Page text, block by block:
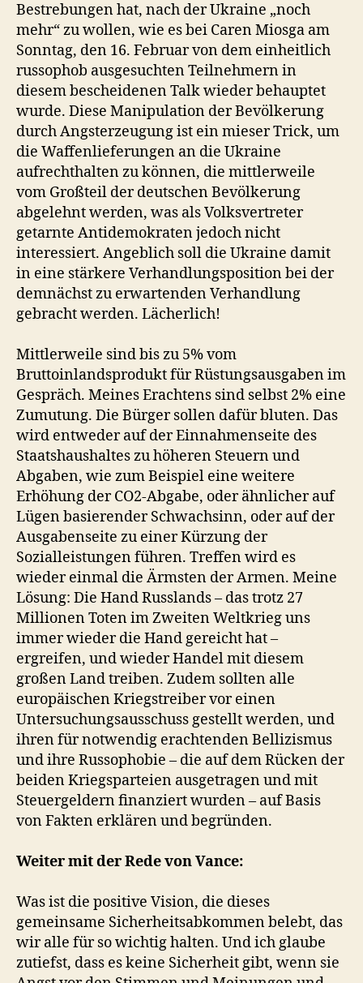
Bestrebungen hat, nach der Ukraine „noch
mehr“ zu wollen, wie es bei Caren Miosga am
Sonntag, den 16. Februar von dem einheitlich
russophob ausgesuchten Teilnehmern in
diesem bescheidenen Talk wieder behauptet
wurde. Diese Manipulation der Bevölkerung
durch Angsterzeugung ist ein mieser Trick, um
die Waffenlieferungen an die Ukraine
aufrechthalten zu können, die mittlerweile
vom Großteil der deutschen Bevölkerung
abgelehnt werden, was als Volksvertreter
getarnte Antidemokraten jedoch nicht
interessiert. Angeblich soll die Ukraine damit
in eine stärkere Verhandlungsposition bei der
demnächst zu erwartenden Verhandlung
gebracht werden. Lächerlich!
Mittlerweile sind bis zu 5% vom
Bruttoinlandsprodukt für Rüstungsausgaben im
Gespräch. Meines Erachtens sind selbst 2% eine
Zumutung. Die Bürger sollen dafür bluten. Das
wird entweder auf der Einnahmenseite des
Staatshaushaltes zu höheren Steuern und
Abgaben, wie zum Beispiel eine weitere
Erhöhung der CO2-Abgabe, oder ähnlicher auf
Lügen basierender Schwachsinn, oder auf der
Ausgabenseite zu einer Kürzung der
Sozialleistungen führen. Treffen wird es
wieder einmal die Ärmsten der Armen. Meine
Lösung: Die Hand Russlands – das trotz 27
Millionen Toten im Zweiten Weltkrieg uns
immer wieder die Hand gereicht hat –
ergreifen, und wieder Handel mit diesem
großen Land treiben. Zudem sollten alle
europäischen Kriegstreiber vor einen
Untersuchungsausschuss gestellt werden, und
ihren für notwendig erachtenden Bellizismus
und ihre Russophobie – die auf dem Rücken der
beiden Kriegsparteien ausgetragen und mit
Steuergeldern finanziert wurden – auf Basis
von Fakten erklären und begründen.
Weiter mit der Rede von Vance:
Was ist die positive Vision, die dieses
gemeinsame Sicherheitsabkommen belebt, das
wir alle für so wichtig halten. Und ich glaube
zutiefst, dass es keine Sicherheit gibt, wenn sie